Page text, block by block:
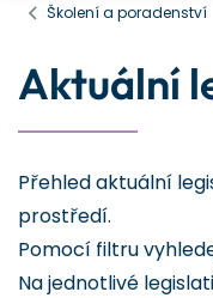
Školení a poradenství
Aktuální
Přehled aktuální
prostředí.
Pomocí filtru
Na jednotlivé